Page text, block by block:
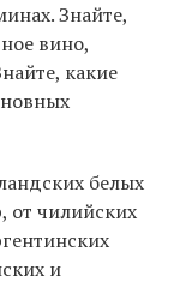
Знайте,
вино,
какие
белых
от чилийских
и